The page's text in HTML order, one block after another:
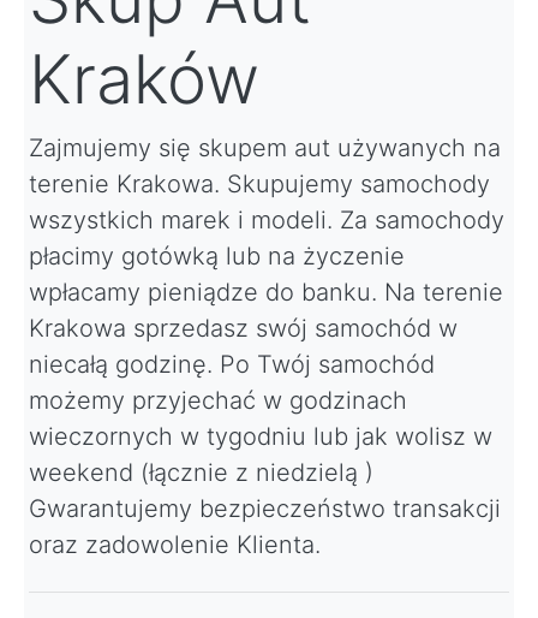
Kraków
Zajmujemy się skupem aut używanych na
terenie Krakowa. Skupujemy samochody
wszystkich marek i modeli. Za samochody
płacimy gotówką lub na życzenie
wpłacamy pieniądze do banku. Na terenie
Krakowa sprzedasz swój samochód w
niecałą godzinę. Po Twój samochód
możemy przyjechać w godzinach
wieczornych w tygodniu lub jak wolisz w
weekend (łącznie z niedzielą )
Gwarantujemy bezpieczeństwo transakcji
oraz zadowolenie Klienta.